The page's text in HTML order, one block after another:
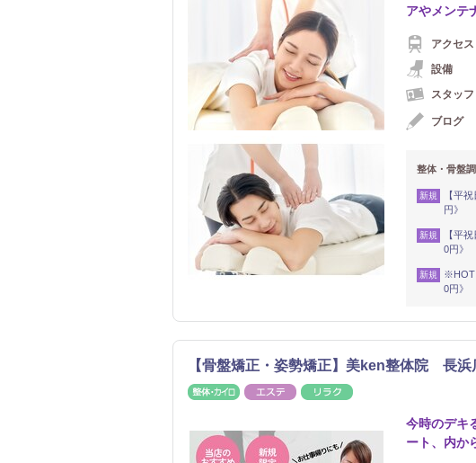
アやメンテ
アクセス
設備
スタッフ
ブログ
整体・骨盤
新規
【平
円》
新規
【平
0円》
新規
※HOT
0円》
【骨盤矯正・姿勢矯正】美ken整体院 長浜
整体・カイロエステ
今時のデキ
ート、内か